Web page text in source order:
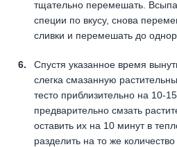
тщательно перемешать.
специи по вкусу, снова
сливки и перемешать до
Спустя указанное время
слегка смазанную
тесто приблизительно на 10-
предварительно смзать
оставить их на 10 минут в
разделить на то же количество